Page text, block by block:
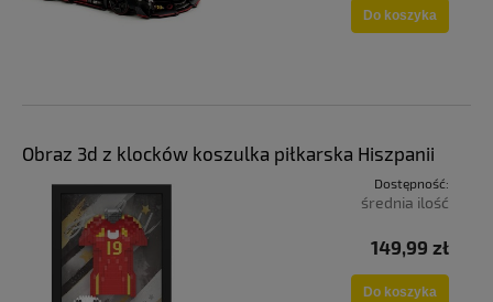
Do koszyka
Obraz 3d z klocków koszulka piłkarska Hiszpanii
Dostępność:
średnia ilość
149,99 zł
Do koszyka